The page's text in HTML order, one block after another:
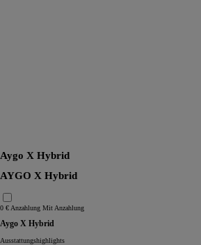
Aygo X Hybrid
AYGO X Hybrid
0 € Anzahlung Mit Anzahlung
Aygo X Hybrid
Ausstattungshighlights